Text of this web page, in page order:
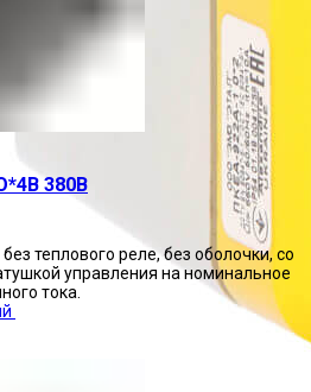
380В
теплового реле, без оболочки, со
управления на номинальное
тока.